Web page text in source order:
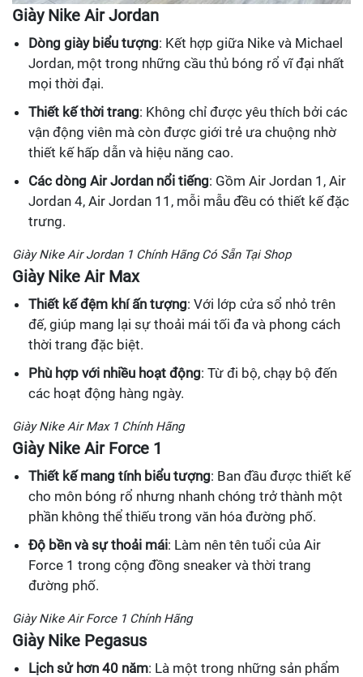
Giày Nike Air Jordan
Dòng giày biểu tượng: Kết hợp giữa Nike và Michael
Jordan, một trong những cầu thủ bóng rổ vĩ đại nhất
mọi thời đại.
Thiết kế thời trang: Không chỉ được yêu thích bởi các
vận động viên mà còn được giới trẻ ưa chuộng nhờ
thiết kế hấp dẫn và hiệu năng cao.
Các dòng Air Jordan nổi tiếng: Gồm Air Jordan 1, Air
Jordan 4, Air Jordan 11, mỗi mẫu đều có thiết kế đặc
trưng.
Giày Nike Air Jordan 1 Chính Hãng Có Sẵn Tại Shop
Giày Nike Air Max
Thiết kế đệm khí ấn tượng: Với lớp cửa sổ nhỏ trên
đế, giúp mang lại sự thoải mái tối đa và phong cách
thời trang đặc biệt.
Phù hợp với nhiều hoạt động: Từ đi bộ, chạy bộ đến
các hoạt động hàng ngày.
Giày Nike Air Max 1 Chính Hãng
Giày Nike Air Force 1
Thiết kế mang tính biểu tượng: Ban đầu được thiết kế
cho môn bóng rổ nhưng nhanh chóng trở thành một
phần không thể thiếu trong văn hóa đường phố.
Độ bền và sự thoải mái: Làm nên tên tuổi của Air
Force 1 trong cộng đồng sneaker và thời trang
đường phố.
Giày Nike Air Force 1 Chính Hãng
Giày Nike Pegasus
Lịch sử hơn 40 năm: Là một trong những sản phẩm